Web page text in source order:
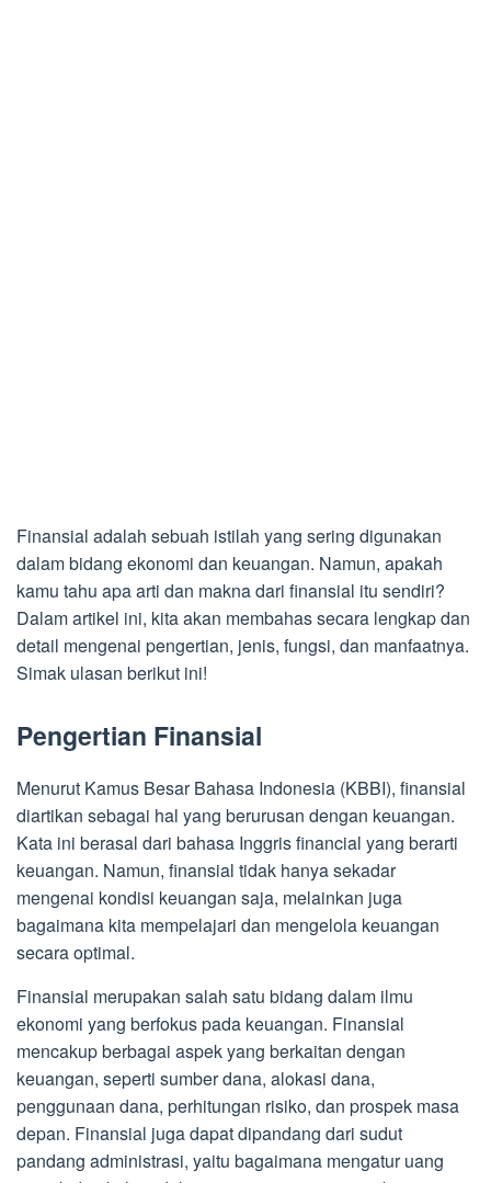
Finansial adalah sebuah istilah yang sering digunakan
dalam bidang ekonomi dan keuangan. Namun, apakah
kamu tahu apa arti dan makna dari finansial itu sendiri?
Dalam artikel ini, kita akan membahas secara lengkap dan
detail mengenai pengertian, jenis, fungsi, dan manfaatnya.
Simak ulasan berikut ini!
Pengertian Finansial
Menurut Kamus Besar Bahasa Indonesia (KBBI), finansial
diartikan sebagai hal yang berurusan dengan keuangan.
Kata ini berasal dari bahasa Inggris financial yang berarti
keuangan. Namun, finansial tidak hanya sekadar
mengenai kondisi keuangan saja, melainkan juga
bagaimana kita mempelajari dan mengelola keuangan
secara optimal.
Finansial merupakan salah satu bidang dalam ilmu
ekonomi yang berfokus pada keuangan. Finansial
mencakup berbagai aspek yang berkaitan dengan
keuangan, seperti sumber dana, alokasi dana,
penggunaan dana, perhitungan risiko, dan prospek masa
depan. Finansial juga dapat dipandang dari sudut
pandang administrasi, yaitu bagaimana mengatur uang